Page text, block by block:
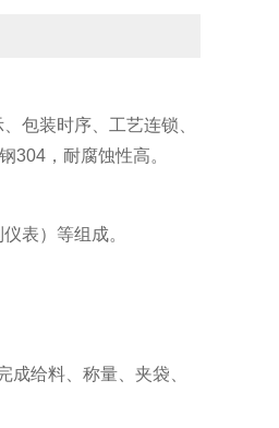
包装时序、工艺连锁、
304，耐腐蚀性高。
表）等组成。
给料、称量、夹袋、